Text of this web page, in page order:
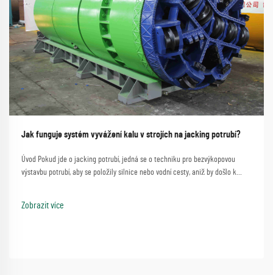
Jak funguje systém vyvážení kalu v strojích na jacking potrubí?
Úvod Pokud jde o jacking potrubí, jedná se o techniku pro bezvýkopovou
výstavbu potrubí, aby se položily silnice nebo vodní cesty, aniž by došlo k
Zobrazit více